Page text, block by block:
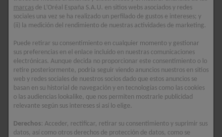
más firme y más elástica. Día tras día, la piel
parece más rellena y densa.
TEXTURA
Una crema ligera que rehidrata la piel al instante.
Muy buena penetración, rápida absorción, textura
no pegajosa, con una increíble sensación de
confort y vitalidad.
Ingredientes clave
marcas de L’Oréal España S.A.U. en sitios webs asociados y redes
sociales una vez se ha realizado un perfilado de gustos e intereses; y
(ii) la medición del rendimiento de nuestras actividades de marketing.
Puede retirar su consentimiento en cualquier momento y gestionar
sus preferencias en el enlace incluido en nuestras comunicaciones
electrónicas. Aunque decida no proporcionar este consentimiento o lo
retire posteriormente, podría seguir viendo anuncios nuestros en sitios
web y redes sociales de nuestros socios dado que estos anuncios se
basan en su historial de navegación y en tecnologías como las cookies
o las audiencias lookalike, que nos permiten mostrarle publicidad
relevante según sus intereses si así lo elige.
Derechos: Acceder, rectificar, retirar su consentimiento y suprimir sus
datos, así como otros derechos de protección de datos, como se